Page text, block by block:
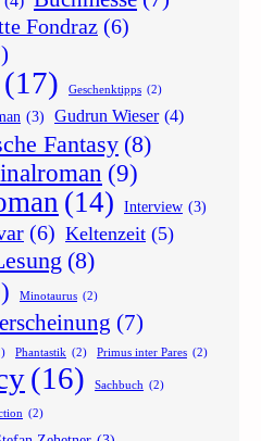
Fondraz (6)
(17) Geschenktipps (2)
(3) Gudrun Wieser (4)
Fantasy (8)
(9)
(14) Interview (3)
(6) Keltenzeit (5)
(8)
Minotaurus (2)
(7)
Phantastik (2) Primus inter Pares (2)
(16) Sachbuch (2)
(2)